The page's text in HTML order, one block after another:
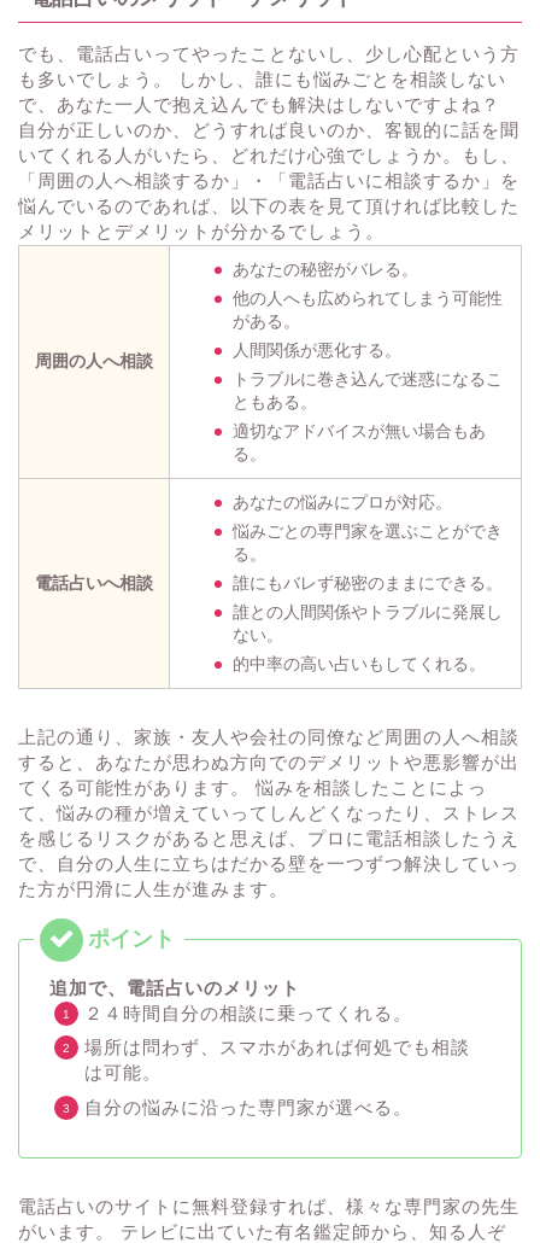
でも、電話占いってやったことないし、少し心配という方
も多いでしょう。 しかし、誰にも悩みごとを相談しない
で、あなた一人で抱え込んでも解決はしないですよね？
自分が正しいのか、どうすれば良いのか、客観的に話を聞
いてくれる人がいたら、どれだけ心強でしょうか。もし、
「周囲の人へ相談するか」・「電話占いに相談するか」を
悩んでいるのであれば、以下の表を見て頂ければ比較した
メリットとデメリットが分かるでしょう。
周囲の人へ相談
あなたの秘密がバレる。
他の人へも広められてしまう可能性
がある。
人間関係が悪化する。
トラブルに巻き込んで迷惑になるこ
ともある。
適切なアドバイスが無い場合もあ
る。
電話占いへ相談
あなたの悩みにプロが対応。
悩みごとの専門家を選ぶことができ
る。
誰にもバレず秘密のままにできる。
誰との人間関係やトラブルに発展し
ない。
的中率の高い占いもしてくれる。
上記の通り、家族・友人や会社の同僚など周囲の人へ相談
すると、あなたが思わぬ方向でのデメリットや悪影響が出
てくる可能性があります。 悩みを相談したことによっ
て、悩みの種が増えていってしんどくなったり、ストレス
を感じるリスクがあると思えば、プロに電話相談したうえ
で、自分の人生に立ちはだかる壁を一つずつ解決していっ
た方が円滑に人生が進みます。
追加で、電話占いのメリット
２４時間自分の相談に乗ってくれる。
場所は問わず、スマホがあれば何処でも相談
は可能。
自分の悩みに沿った専門家が選べる。
電話占いのサイトに無料登録すれば、様々な専門家の先生
がいます。 テレビに出ていた有名鑑定師から、知る人ぞ